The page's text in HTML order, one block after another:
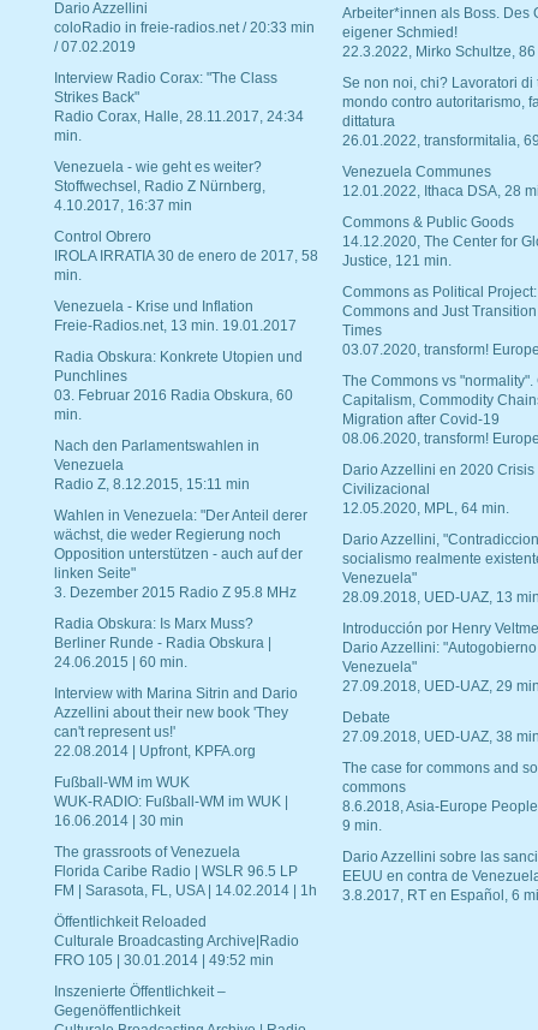
Dario Azzellini
coloRadio in freie-radios.net / 20:33 min
/ 07.02.2019
Interview Radio Corax: "The Class
Strikes Back"
Radio Corax, Halle, 28.11.2017, 24:34
min.
Venezuela - wie geht es weiter?
Stoffwechsel, Radio Z Nürnberg,
4.10.2017, 16:37 min
Control Obrero
IROLA IRRATIA 30 de enero de 2017, 58
min.
Venezuela - Krise und Inflation
Freie-Radios.net, 13 min. 19.01.2017
Radia Obskura: Konkrete Utopien und
Punchlines
03. Februar 2016 Radia Obskura, 60
min.
Nach den Parlamentswahlen in
Venezuela
Radio Z, 8.12.2015, 15:11 min
Wahlen in Venezuela: "Der Anteil derer
wächst, die weder Regierung noch
Opposition unterstützen - auch auf der
linken Seite"
3. Dezember 2015 Radio Z 95.8 MHz
Radia Obskura: Is Marx Muss?
Berliner Runde - Radia Obskura |
24.06.2015 | 60 min.
Interview with Marina Sitrin and Dario
Azzellini about their new book 'They
can't represent us!'
22.08.2014 | Upfront, KPFA.org
Fußball-WM im WUK
WUK-RADIO: Fußball-WM im WUK |
16.06.2014 | 30 min
The grassroots of Venezuela
Florida Caribe Radio | WSLR 96.5 LP
FM | Sarasota, FL, USA | 14.02.2014 | 1h
Öffentlichkeit Reloaded
Culturale Broadcasting Archive|Radio
FRO 105 | 30.01.2014 | 49:52 min
Inszenierte Öffentlichkeit –
Gegenöffentlichkeit
Arbeiter*innen als Boss. Des
eigener Schmied!
22.3.2022, Mirko Schultze, 86
Se non noi, chi? Lavoratori di
mondo contro autoritarismo,
dittatura
26.01.2022, transformitalia,
Venezuela Communes
12.01.2022, Ithaca DSA, 28
Commons & Public Goods
14.12.2020, The Center for
Justice, 121 min.
Commons as Political Project:
Commons and Just
Times
03.07.2020, transform!
The Commons vs "normality".
Capitalism, Commodity
Migration after Covid-19
08.06.2020, transform!
Dario Azzellini en 2020 Crisis
Civilizacional
12.05.2020, MPL, 64 min.
Dario Azzellini,
socialismo realmente
Venezuela"
28.09.2018, UED-UAZ, 13
Introducción por Henry
Dario Azzellini:
Venezuela"
27.09.2018, UED-UAZ, 29
Debate
27.09.2018, UED-UAZ, 38
The case for commons and
commons
8.6.2018, Asia-Europe
9 min.
Dario Azzellini sobre las
EEUU en contra de
3.8.2017, RT en Español, 6